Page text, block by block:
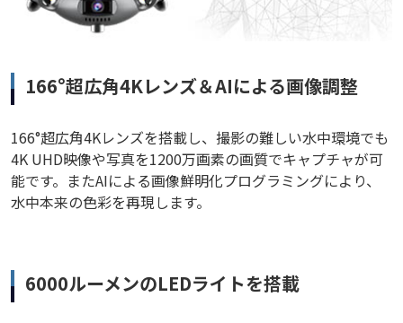
166°超広角4Kレンズ＆AIによる画像調整
166°超広角4Kレンズを搭載し、撮影の難しい水中環境でも
4K UHD映像や写真を1200万画素の画質でキャプチャが可
能です。またAIによる画像鮮明化プログラミングにより、
水中本来の色彩を再現します。
6000ルーメンのLEDライトを搭載